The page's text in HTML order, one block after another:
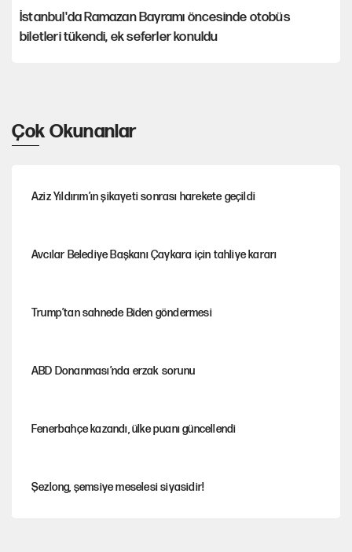
İstanbul'da Ramazan Bayramı öncesinde otobüs
biletleri tükendi, ek seferler konuldu
Çok Okunanlar
Aziz Yıldırım’ın şikayeti sonrası harekete geçildi
Avcılar Belediye Başkanı Çaykara için tahliye kararı
Trump’tan sahnede Biden göndermesi
ABD Donanması’nda erzak sorunu
Fenerbahçe kazandı, ülke puanı güncellendi
Şezlong, şemsiye meselesi siyasidir!